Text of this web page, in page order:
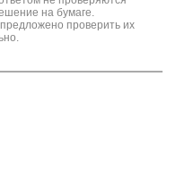
на бумаге.
проверить их